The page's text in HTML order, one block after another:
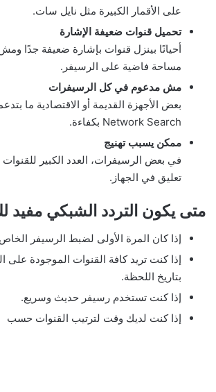
على الأقمار الكبيرة مثل نايل سات.
تحميل قنوات ضعيفة الإشارة
أحيانًا بينزل قنوات بإشارة ضعيفة جدًا
مساحة فاضية على الرسيفر.
مش مدعوم في كل الرسيفرات
بعض الأجهزة القديمة أو الاقتصادية ما
Network Search بكفاءة.
ممكن يسبب تهنيج
في بعض الرسيفرات، العدد الكبير
تعليق في الجهاز.
متى يكون التردد الشبكي مفيد
إذا كان المرة الأولى لضبط الرسيفر
إذا كنت تريد كافة القنوات الموجودة على
بتاريخ اللحظة.
إذا كنت تستخدم رسيفر حديث وسريع.
إذا كنت لديك وقت لترتيب القنوات حسب